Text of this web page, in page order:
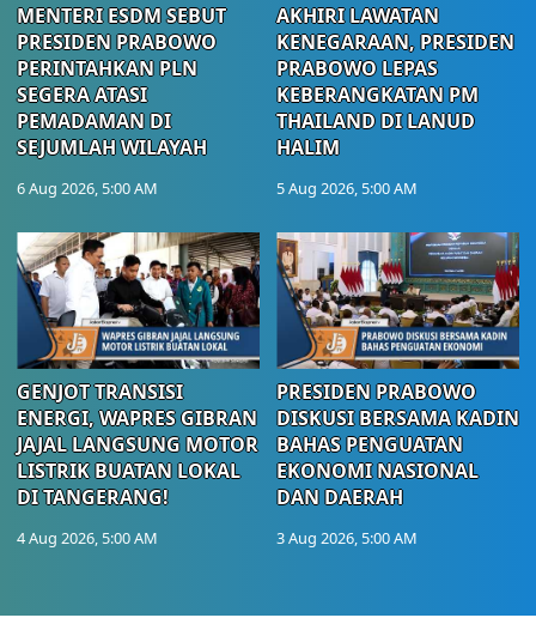
MENTERI ESDM SEBUT
PRESIDEN PRABOWO
PERINTAHKAN PLN
SEGERA ATASI
PEMADAMAN DI
SEJUMLAH WILAYAH
6 Aug 2026, 5:00 AM
AKHIRI LAWATAN
KENEGARAAN, PRESIDEN
PRABOWO LEPAS
KEBERANGKATAN PM
THAILAND DI LANUD
HALIM
5 Aug 2026, 5:00 AM
GENJOT TRANSISI
ENERGI, WAPRES GIBRAN
JAJAL LANGSUNG MOTOR
LISTRIK BUATAN LOKAL
DI TANGERANG!
4 Aug 2026, 5:00 AM
PRESIDEN PRABOWO
DISKUSI BERSAMA KADIN
BAHAS PENGUATAN
EKONOMI NASIONAL
DAN DAERAH
3 Aug 2026, 5:00 AM